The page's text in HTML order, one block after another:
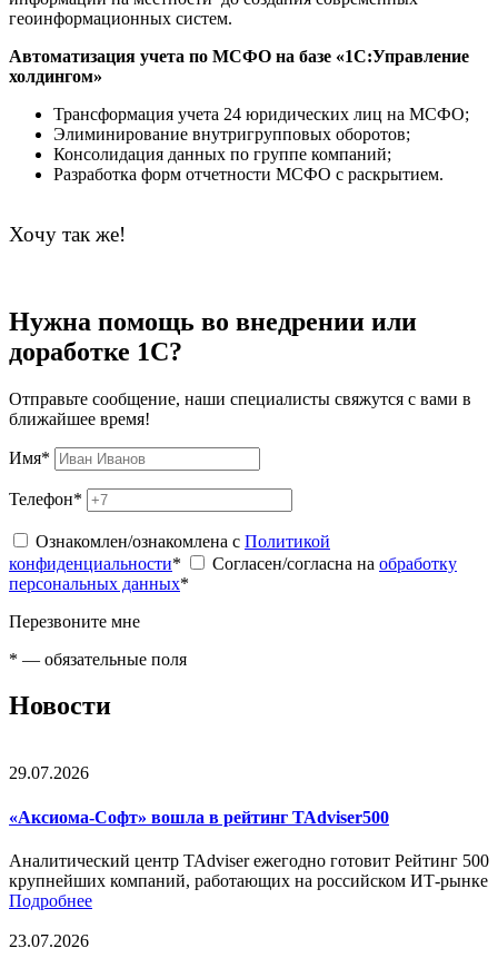
геоинформационных систем.
Автоматизация учета по МСФО на базе «1С:Управление
холдингом»
Трансформация учета 24 юридических лиц на МСФО;
Элиминирование внутригрупповых оборотов;
Консолидация данных по группе компаний;
Разработка форм отчетности МСФО с раскрытием.
Хочу так же!
Нужна помощь во внедрении или
доработке 1С?
Отправьте сообщение, наши специалисты свяжутся с вами в
ближайшее время!
Имя*
Телефон*
Ознакомлен/ознакомлена с Политикой
конфиденциальности* Согласен/согласна на обработку
персональных данных*
Перезвоните мне
* — обязательные поля
Новости
29.07.2026
«Аксиома-Софт» вошла в рейтинг TAdviser500
Аналитический центр TAdviser ежегодно готовит Рейтинг 500
крупнейших компаний, работающих на российском ИТ-рынке
Подробнее
23.07.2026